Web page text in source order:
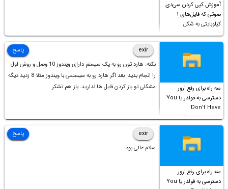
آموزش کپی کردن سی‌دی
صوتی که فایل‌های ۱
کیلوبایتی به شکل
شورت‌کات در آن موجود
است!
سه راه برای رفع ارور
دسترسی به فولدر یا You
Don’t Have
Permission to
Access this folder
exir
نکته: هارد تون رو به یک سیستم دارای ویندوز 10 وصل و روش اول
را انجام بدید. بعد اگر هارد رو به سیستمی با ویندوز مثلا 8 زدید دیگه
مشکلی تو باز کردن فایل ها ندارید. باز هم تشکر
پاسخ
سه راه برای رفع ارور
دسترسی به فولدر یا You
exir
سلام عالی بود.
پاسخ